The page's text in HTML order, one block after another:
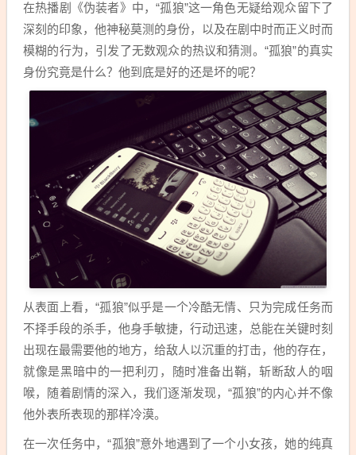
在热播剧《伪装者》中，“孤狼”这一角色无疑给观众留下了
深刻的印象，他神秘莫测的身份，以及在剧中时而正义时而
模糊的行为，引发了无数观众的热议和猜测。“孤狼”的真实
身份究竟是什么？他到底是好的还是坏的呢？
从表面上看，“孤狼”似乎是一个冷酷无情、只为完成任务而
不择手段的杀手，他身手敏捷，行动迅速，总能在关键时刻
出现在最需要他的地方，给敌人以沉重的打击，他的存在，
就像是黑暗中的一把利刃，随时准备出鞘，斩断敌人的咽
喉，随着剧情的深入，我们逐渐发现，“孤狼”的内心并不像
他外表所表现的那样冷漠。
在一次任务中，“孤狼”意外地遇到了一个小女孩，她的纯真